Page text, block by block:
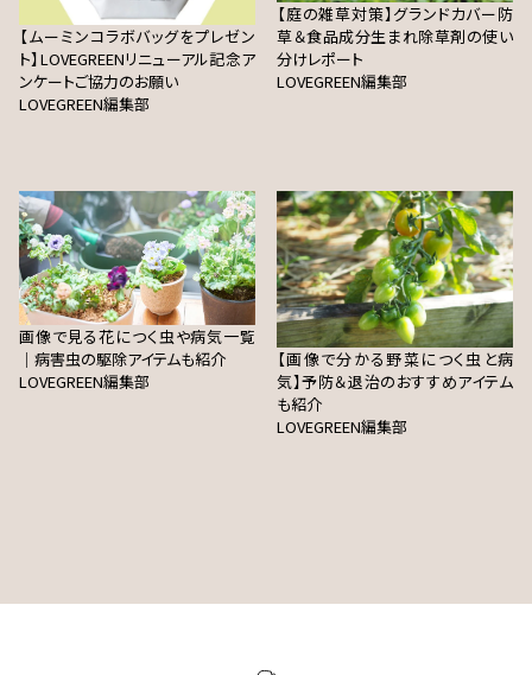
【ムーミンコラボバッグをプレゼン
ト】LOVEGREENリニューアル記念ア
ンケートご協力のお願い
LOVEGREEN編集部
【庭の雑草対策】グランドカバー防
草＆食品成分生まれ除草剤の使い
分けレポート
LOVEGREEN編集部
画像で見る花につく虫や病気一覧
｜病害虫の駆除アイテムも紹介
LOVEGREEN編集部
【画像で分かる野菜につく虫と病
気】予防＆退治のおすすめアイテム
も紹介
LOVEGREEN編集部